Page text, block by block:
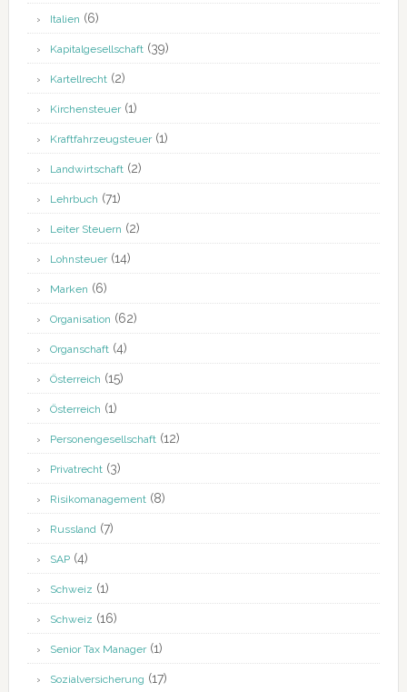
Italien (6)
Kapitalgesellschaft(39)
Kartellrecht(2)
Kirchensteuer(1)
Kraftfahrzeugsteuer(1)
Landwirtschaft(2)
Lehrbuch (71)
Leiter Steuern (2)
Lohnsteuer(14)
Marken (6)
Organisation (62)
Organschaft(4)
Österreich (15)
Österreich (1)
Personengesellschaft(12)
Privatrecht(3)
Risikomanagement(8)
Russland(7)
SAP(4)
Schweiz (1)
Schweiz (16)
Senior Tax Manager(1)
Sozialversicherung (17)